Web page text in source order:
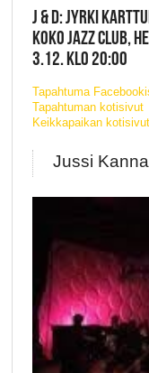
J & D: JYRKI
KOKO JAZZ CLUB,
3.12. KLO 20:00
Tapahtuma
Tapahtuman kotisivut
Keikkapaikan kotisivut
Jussi